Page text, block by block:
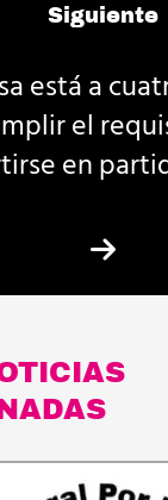
Siguiente
está a
el
en